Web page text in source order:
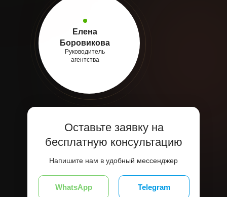
Оставьте заявку на
бесплатную консультацию
Напишите нам в удобный мессенджер
Telegram
WhatsApp
Елена
Боровикова
Руководитель
агентства